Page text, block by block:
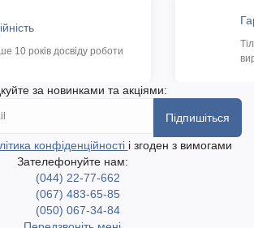
10 років досвіду роботи
за новинками та акціями:
Підпишіться
конфіденційності і згоден з вимогами
Зателефонуйте нам:
(044) 22-77-662
(067) 483-65-85
(050) 067-34-84